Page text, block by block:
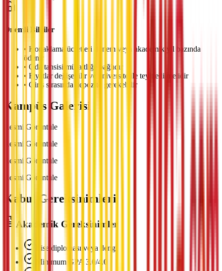
Önemli Bilgiler
• Konaklama ücretleri dönem veya akademik yıl bazında
ödenir
• Oda tahsisi müsaitliğe bağlıdır
• Fiyatlar değişebilir ve üniversite ile teyit edilmelidir
• Giriş sırasında depozito gerekebilir
Kampüs Galerisi
Resmi Görüntüle
Resmi Görüntüle
Resmi Görüntüle
Resmi Görüntüle
Kabul Gereksinimleri
Akademik Gereksinimler
Lise diploması veya dengi
Minimum GPA 3.0/4.0